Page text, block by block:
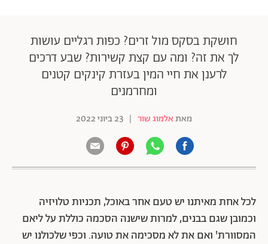
חושקת בסקס מול זרים? כפות רגליים עושות
לך את זה? ומה עם קצת קשירות? שבע דרכים
לרענן את חיי המין בעזרת קינקים קטנים
ומחרמנים
מאתאלמוג שור | 23 ביוני 2022
לכל אחת מאיתנו יש טעם אחר באוכל, תכניות טלויזיה
וכמובן שגם בבנים, למרות שישנה הסכמה כוללת על ליאם
המסוורת' ואם את לא מסכימה את טועה. וכפי שלכולנו יש